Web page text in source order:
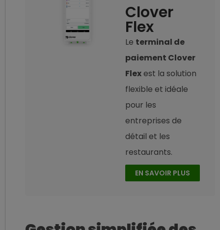
Clover
Flex
Le terminal de
paiement Clover
Flexest la solution
flexible et idéale
pour les
entreprises de
détail et les
restaurants.
EN SAVOIR PLUS